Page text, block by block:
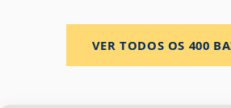
VER TODOS OS 400